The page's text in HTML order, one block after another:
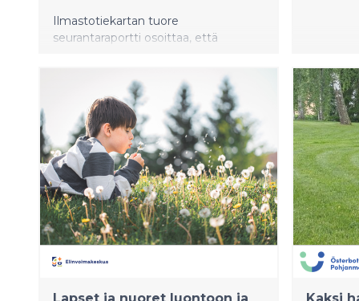
Ilmastotiekartan tuore
seurantaraportti osoittaa, että
ovat jatkaneet laskuaan erityisesti
energiasektorin muutosten ansiosta.
Samaan aikaan useilla muilla
sektoreilla päästökehitys on pysynyt
lähes ennallaan.